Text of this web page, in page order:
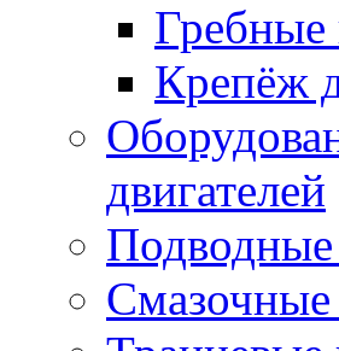
Крепёж
двигателей
Смазочные